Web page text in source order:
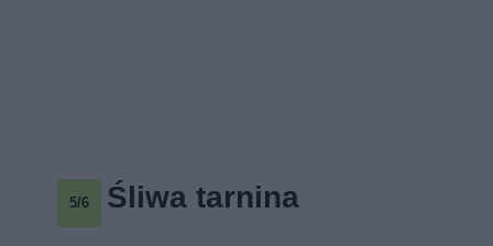
5/6 Śliwa tarnina